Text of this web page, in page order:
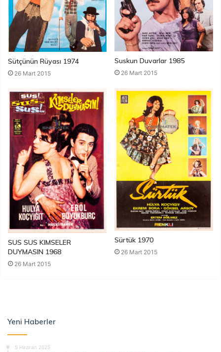
Sütçünün Rüyası 1974
26 Mart 2015
Suskun Duvarlar 1985
26 Mart 2015
SUS SUS KIMSELER
DUYMASIN 1968
26 Mart 2015
Sürtük 1970
26 Mart 2015
Yeni Haberler
5 Haziran 2025